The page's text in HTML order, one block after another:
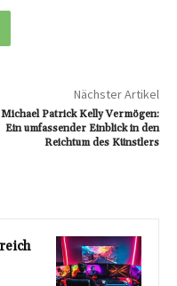
Nächster Artikel
Michael Patrick Kelly Vermögen:
Ein umfassender Einblick in den
Reichtum des Künstlers